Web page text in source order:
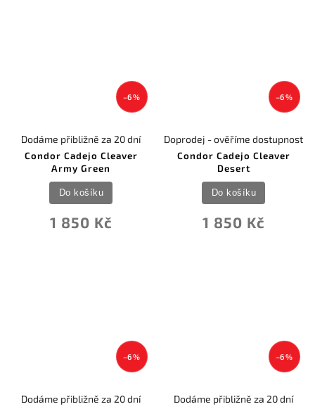
–6 %
Condor Cadejo Cleaver
Army Green
Dodáme přibližně za 20 dní
1 850 Kč
Do košíku
–6 %
Condor Cadejo Cleaver
Desert
Doprodej - ověříme dostupnost
1 850 Kč
Do košíku
–6 %
Dodáme přibližně za 20 dní
–6 %
Dodáme přibližně za 20 dní